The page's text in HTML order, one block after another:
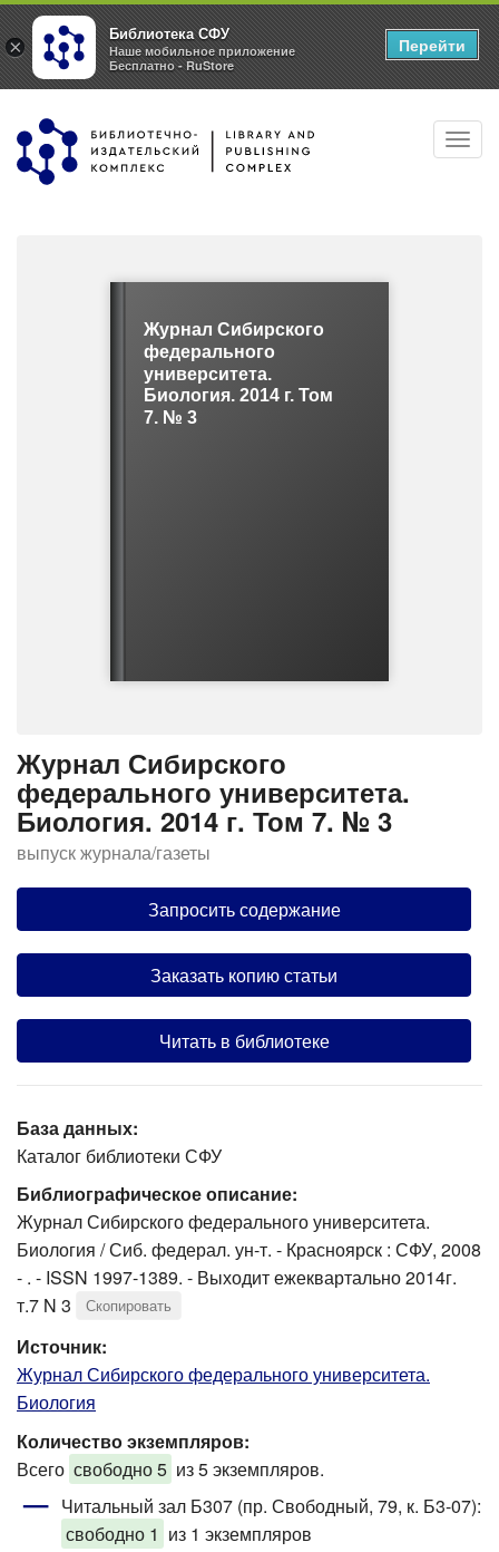
Перейти
основному
Журнал Сибирского
федерального
университета.
Биология. 2014 г. Том
7. № 3
Журнал Сибирского
федерального университета.
Биология. 2014 г. Том 7. № 3
выпуск журнала/газеты
Запросить содержание
Заказать копию статьи
Читать в библиотеке
База данных:
Каталог библиотеки СФУ
Библиографическое описание:
Журнал Сибирского федерального университета.
Биология / Сиб. федерал. ун-т. - Красноярск : СФУ, 2008
- . - ISSN 1997-1389. - Выходит ежеквартально 2014г.
т.7 N 3
Скопировать
Источник:
Журнал Сибирского федерального университета.
Биология
Количество экземпляров:
Всего свободно 5 из 5 экземпляров.
Читальный зал Б307 (пр. Свободный, 79, к. Б3-07):
свободно 1 из 1 экземпляров
×
Библиотека СФУ
Наше мобильное приложение
Бесплатно - RuStore
Перейти